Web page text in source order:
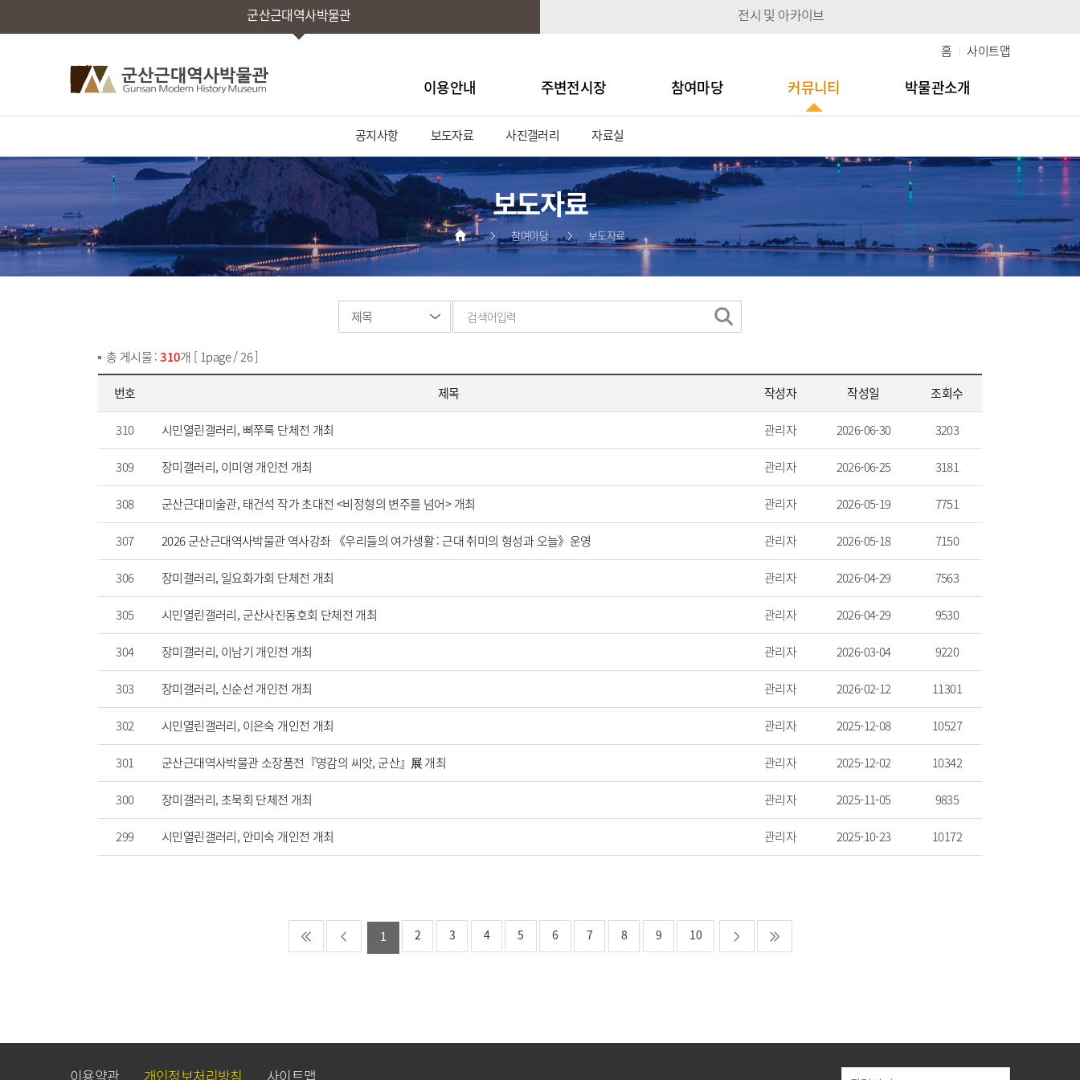
군산근대역사박물관 전시 및 아카이브
홈 사이트맵
이용안내 주변전시장 참여마당 커뮤니티 박물관소개
공지사항 보도자료 사진갤러리 자료실
보도자료
참여마당 보도자료
총 게시물 :310개 [ 1page / 26 ]
번호 제목 작성자 작성일 조회수
310 시민열린갤러리, 삐쭈룩 단체전 개최 관리자 2026-06-30 3203
309 장미갤러리, 이미영 개인전 개최 관리자 2026-06-25 3181
308 군산근대미술관, 태건석 작가 초대전 <비정형의 변주를 넘어> 개최 관리자 2026-05-19 7751
307 2026 군산근대역사박물관 역사강좌 《우리들의 여가생활 : 근대 취미의 형성과 오늘》운영 관리자 2026-05-18 7150
306 장미갤러리, 일요화가회 단체전 개최 관리자 2026-04-29 7563
305 시민열린갤러리, 군산사진동호회 단체전 개최 관리자 2026-04-29 9530
304 장미갤러리, 이남기 개인전 개최 관리자 2026-03-04 9220
303 장미갤러리, 신순선 개인전 개최 관리자 2026-02-12 11301
302 시민열린갤러리, 이은숙 개인전 개최 관리자 2025-12-08 10527
301 군산근대역사박물관 소장품전『영감의 씨앗, 군산』展 개최 관리자 2025-12-02 10342
300 장미갤러리, 초묵회 단체전 개최 관리자 2025-11-05 9835
299 시민열린갤러리, 안미숙 개인전 개최 관리자 2025-10-23 10172
1 2 3 4 5 6 7 8 9 10
이용약관 개인정보처리방침 사이트맵